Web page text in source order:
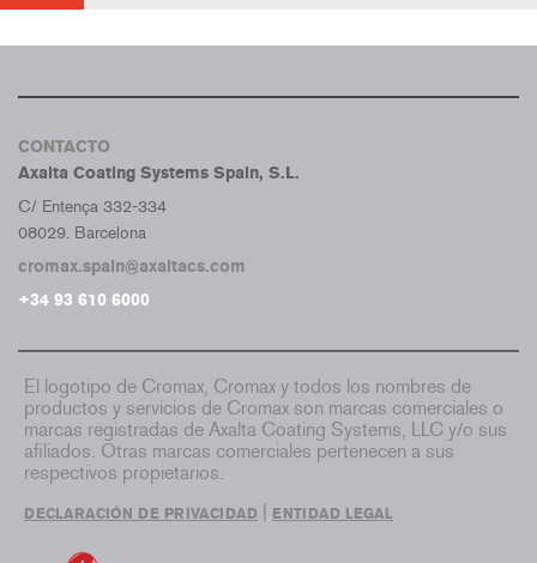
CONTACTO
Axalta Coating Systems Spain, S.L.
C/ Entença 332-334
08029. Barcelona
cromax.spain@axaltacs.com
+34 93 610 6000
El logotipo de Cromax, Cromax y todos los nombres de
productos y servicios de Cromax son marcas comerciales o
marcas registradas de Axalta Coating Systems, LLC y/o sus
afiliados. Otras marcas comerciales pertenecen a sus
respectivos propietarios.
DECLARACIÓN DE PRIVACIDAD ENTIDAD LEGAL